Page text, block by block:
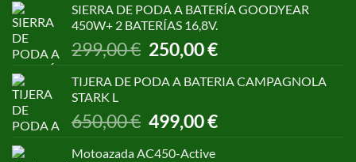
era:
1.055,00 €.
es:
SIERRA DE PODA A BATERÍA GOODYEAR
450W+ 2 BATERÍAS 16,8V.
299,00€ El
precio
original
250,00€El
precio
actual
TIJERA DE PODA A BATERIA CAMPAGNOLA
STARK L
650,00€
El
precio
original
499,00€El
precio
Motoazada AC450-Active